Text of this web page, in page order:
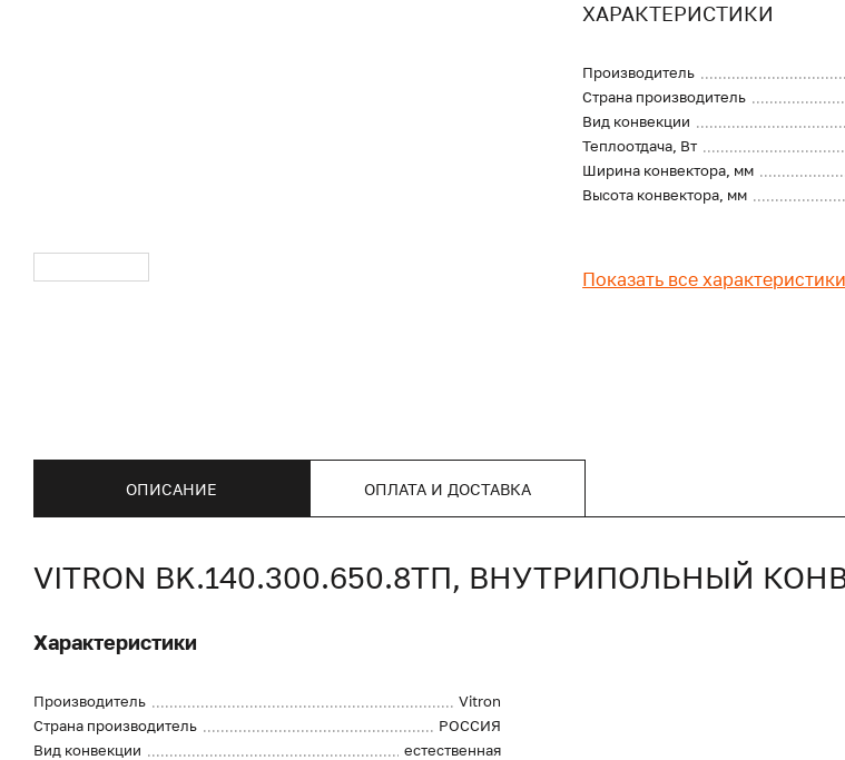
ХАРАКТЕРИСТИКИ
Производитель
Страна производитель
Вид конвекции
Теплоотдача, Вт
Ширина конвектора, мм
Высота конвектора, мм
Показать все характеристики
ОПИСАНИЕ ОПЛАТА И ДОСТАВКА
VITRON BK.140.300.650.8ТП, ВНУТРИПОЛЬНЫЙ
Характеристики
Производитель
Vitron
Страна производитель
РОССИЯ
Вид конвекции
естественная